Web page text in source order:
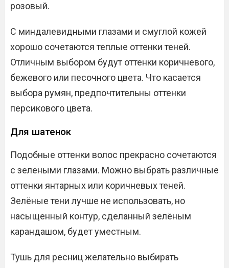
розовый.
С миндалевидными глазами и смуглой кожей
хорошо сочетаются теплые оттенки теней.
Отличным выбором будут оттенки коричневого,
бежевого или песочного цвета. Что касается
выбора румян, предпочтительны оттенки
персикового цвета.
Для шатенок
Подобные оттенки волос прекрасно сочетаются
с зелеными глазами. Можно выбрать различные
оттенки янтарных или коричневых теней.
Зелёные тени лучше не использовать, но
насыщенный контур, сделанный зелёным
карандашом, будет уместным.
Тушь для ресниц желательно выбирать